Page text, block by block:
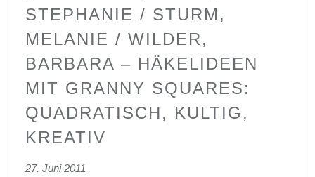
STEPHANIE / STURM,
MELANIE / WILDER,
BARBARA – HÄKELIDEEN
MIT GRANNY SQUARES:
QUADRATISCH, KULTIG,
KREATIV
27. Juni 2011